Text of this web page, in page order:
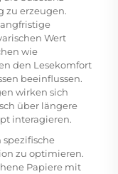
zu erzeugen.
Wert
wie
den Lesekomfort
beeinflussen.
wirken sich
über längere
interagieren.
zu optimieren.
Papiere mit